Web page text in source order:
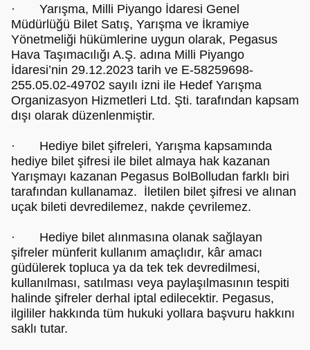
· Yarışma, Milli Piyango İdaresi Genel
Müdürlüğü Bilet Satış, Yarışma ve İkramiye
Yönetmeliği hükümlerine uygun olarak, Pegasus
Hava Taşımacılığı A.Ş. adına Milli Piyango
İdaresi’nin 29.12.2023 tarih ve E-58259698-
255.05.02-49702 sayılı izni ile Hedef Yarışma
Organizasyon Hizmetleri Ltd. Şti. tarafından kapsam
dışı olarak düzenlenmiştir.
· Hediye bilet şifreleri, Yarışma kapsamında
hediye bilet şifresi ile bilet almaya hak kazanan
Yarışmayı kazanan Pegasus BolBolludan farklı biri
tarafından kullanamaz. İletilen bilet şifresi ve alınan
uçak bileti devredilemez, nakde çevrilemez.
· Hediye bilet alınmasına olanak sağlayan
şifreler münferit kullanım amaçlıdır, kâr amacı
güdülerek topluca ya da tek tek devredilmesi,
kullanılması, satılması veya paylaşılmasının tespiti
halinde şifreler derhal iptal edilecektir. Pegasus,
ilgililer hakkında tüm hukuki yollara başvuru hakkını
saklı tutar.